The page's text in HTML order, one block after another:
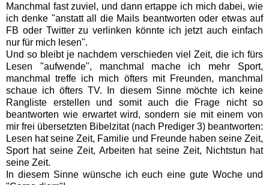
Manchmal fast zuviel, und dann ertappe ich mich dabei, wie
ich denke "anstatt all die Mails beantworten oder etwas auf
FB oder Twitter zu verlinken könnte ich jetzt auch einfach
nur für mich lesen".
Und so bleibt je nachdem verschieden viel Zeit, die ich fürs
Lesen "aufwende", manchmal mache ich mehr Sport,
manchmal treffe ich mich öfters mit Freunden, manchmal
schaue ich öfters TV. In diesem Sinne möchte ich keine
Rangliste erstellen und somit auch die Frage nicht so
beantworten wie erwartet wird, sondern sie mit einem von
mir frei übersetzten Bibelzitat (nach Prediger 3) beantworten:
Lesen hat seine Zeit, Familie und Freunde haben seine Zeit,
Sport hat seine Zeit, Arbeiten hat seine Zeit, Nichtstun hat
seine Zeit.
In diesem Sinne wünsche ich euch eine gute Woche und